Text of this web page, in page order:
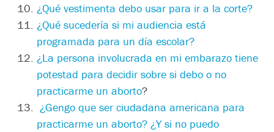
¿Qué vestimenta debo usar para ir a la corte?
¿Qué sucedería si mi audiencia está
programada para un día escolar?
¿La persona involucrada en mi embarazo tiene
potestad para decidir sobre si debo o no
practicarme un aborto?
¿Gengo que ser ciudadana americana para
practicarme un aborto? ¿Y si no puedo